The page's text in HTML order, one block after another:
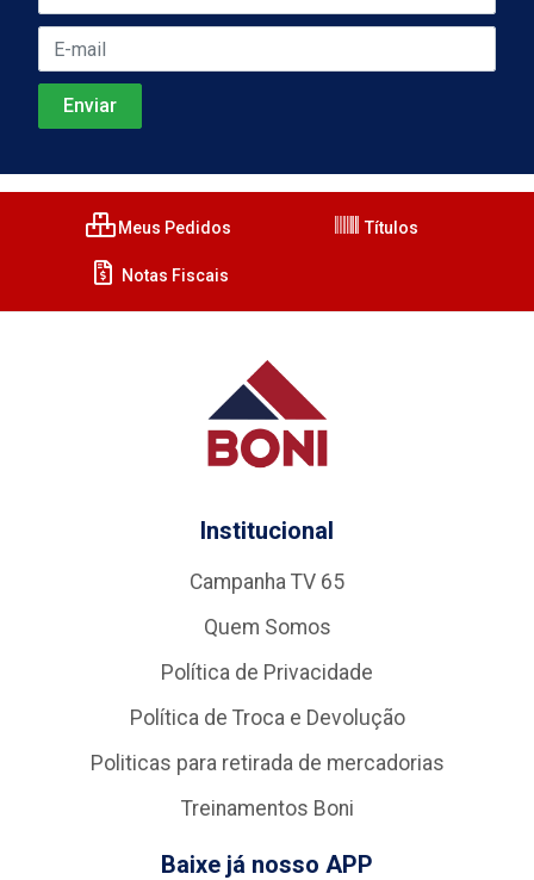
Meus Pedidos Títulos
Notas Fiscais
Institucional
Campanha TV 65
Quem Somos
Política de Privacidade
Política de Troca e Devolução
Politicas para retirada de mercadorias
Treinamentos Boni
Baixe já nosso APP